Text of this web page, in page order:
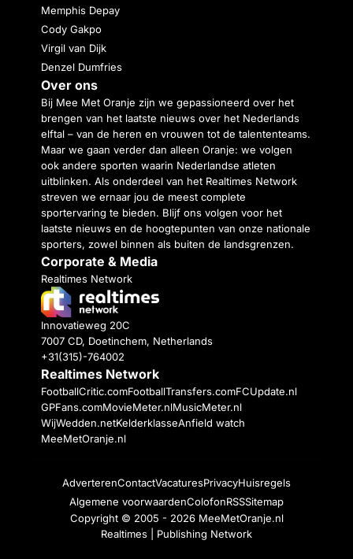
Memphis Depay
Cody Gakpo
Virgil van Dijk
Denzel Dumfries
Over ons
Bij Mee Met Oranje zijn we gepassioneerd over het
brengen van het laatste nieuws over het Nederlands
elftal – van de heren en vrouwen tot de talententeams.
Maar we gaan verder dan alleen Oranje: we volgen
ook andere sporten waarin Nederlandse atleten
uitblinken. Als onderdeel van het Realtimes Network
streven we ernaar jou de meest complete
sportervaring te bieden. Blijf ons volgen voor het
laatste nieuws en de hoogtepunten van onze nationale
sporters, zowel binnen als buiten de landsgrenzen.
Corporate & Media
Realtimes Network
Innovatieweg 20C
7007 CD, Doetinchem, Netherlands
+31(315)-764002
Realtimes Network
FootballCritic.comFootballTransfers.comFCUpdate.nl
GPFans.comMovieMeter.nlMusicMeter.nl
WijWedden.netKelderklasseAnfield watch
MeeMetOranje.nl
AdverterenContactVacaturesPrivacyHuisregels
Algemene voorwaardenColofonRSSSitemap
Copyright © 2005 - 2026 MeeMetOranje.nl
Realtimes | Publishing Network